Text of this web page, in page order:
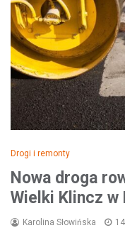
Drogi i remonty
Nowa droga
Wielki Klincz
Karolina Słowińska